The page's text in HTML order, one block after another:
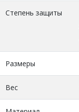
Степень защиты
Размеры
Вес